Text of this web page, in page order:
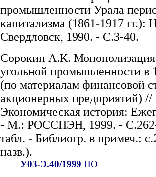
промышленности Урала
капитализма (1861-1917 гг.):
Свердловск, 1990. - С.3-40.
Сорокин А.К. Монополизация
угольной промышленности в
(по материалам финансовой
акционерных предприятий) //
Экономическая история:
- М.: РОССПЭН, 1999. -
табл. - Библиогр. в примеч.:
назв.).
У03-Э.40/1999 НО